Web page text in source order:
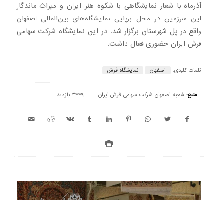
آذرماه با شعار نمایشگاهی با شکوه هنر ایران و میراث ماندگار
این سرزمین در محل برپایی نمایشگاه‌های بین‌المللی اصفهان
واقع در پل شهرستان برگزار شد. در این نمایشگاه شرکت سهامی
فرش ایران حضوری فعال داشت.
کلمات کلیدی: اصفهان نمایشگاه فرش
منبع: شعبه اصفهان شرکت سهامی فرش ایران 3449 بازدید